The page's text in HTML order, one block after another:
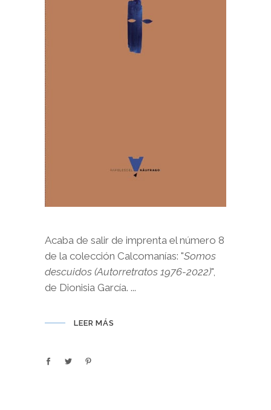
Acaba de salir de imprenta el número 8
de la colección Calcomanías: "Somos
descuidos (Autorretratos 1976-2022)",
de Dionisia García.
LEER MÁS